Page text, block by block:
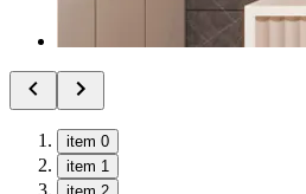
item 0
item 1